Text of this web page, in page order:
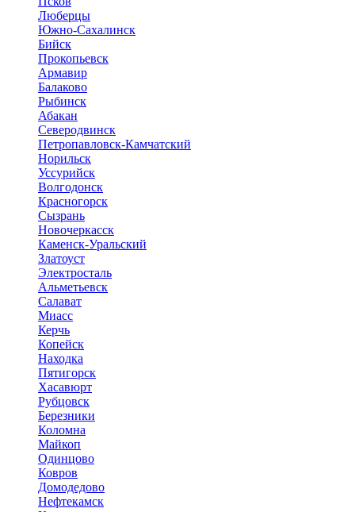
Люберцы
Южно-Сахалинск
Бийск
Прокопьевск
Армавир
Балаково
Рыбинск
Абакан
Северодвинск
Петропавловск-Камчатский
Норильск
Уссурийск
Волгодонск
Красногорск
Сызрань
Новочеркасск
Каменск-Уральский
Златоуст
Электросталь
Альметьевск
Салават
Миасс
Керчь
Копейск
Находка
Пятигорск
Хасавюрт
Рубцовск
Березники
Коломна
Майкоп
Одинцово
Ковров
Домодедово
Нефтекамск